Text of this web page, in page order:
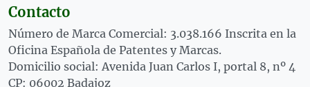
Contacto
Número de Marca Comercial: 3.038.166 Inscrita en la
Oficina Española de Patentes y Marcas.
Domicilio social: Avenida Juan Carlos I, portal 8, nº 4
CP: 06002 Badajoz